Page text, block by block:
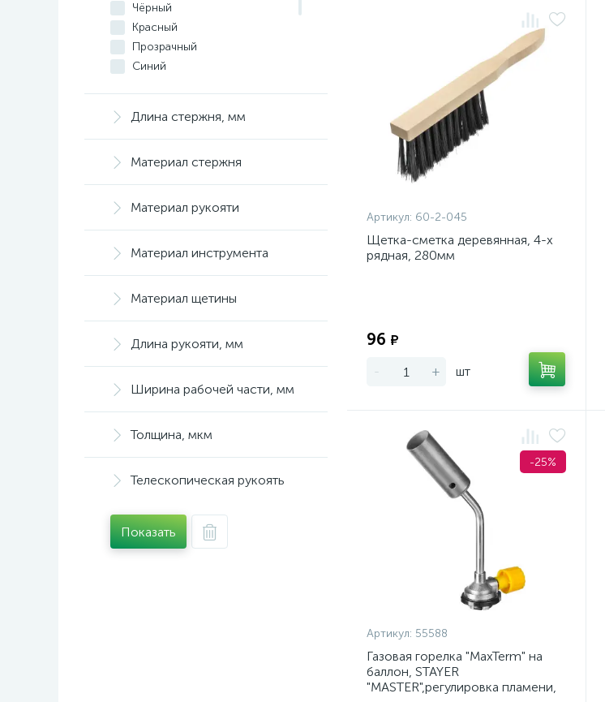
Чёрный
Красный
Прозрачный
Синий
Серый
Коричневый
Натуральный
Серебристый
Светло-жёлтый
Длина стержня, мм
Материал стержня
Материал рукояти
Материал инструмента
Материал щетины
Длина рукояти, мм
Ширина рабочей части, мм
Толщина, мкм
Телескопическая рукоять
Показать
Артикул: 60-2-045
Щетка-сметка деревянная, 4-х
рядная, 280мм
96 ₽
- + шт
-25%
Артикул: 55588
Газовая горелка "MaxTerm" на
баллон, STAYER
"MASTER",регулировка пламени,